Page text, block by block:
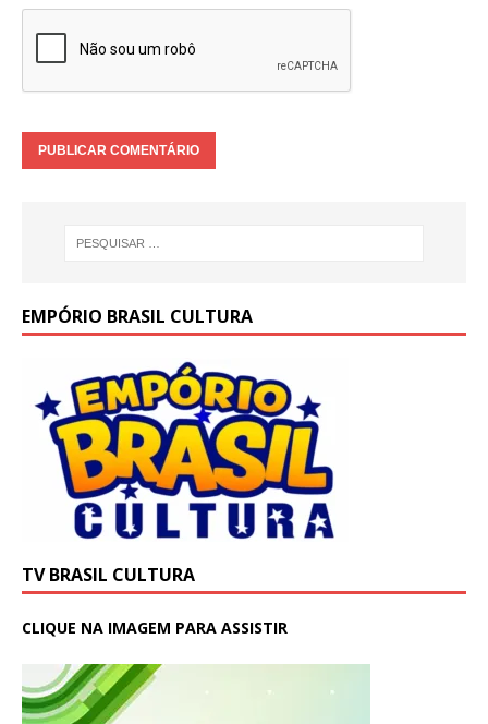
EMPÓRIO BRASIL CULTURA
TV BRASIL CULTURA
CLIQUE NA IMAGEM PARA ASSISTIR